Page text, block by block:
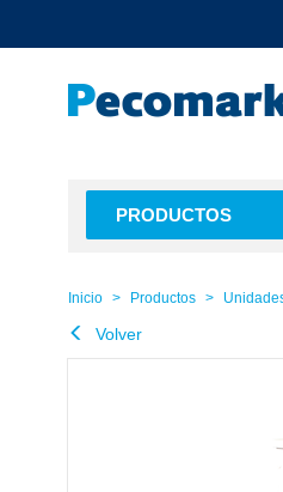
PRODUCTOS
Inicio Productos
Volver